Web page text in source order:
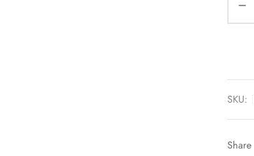
SKU:
Share